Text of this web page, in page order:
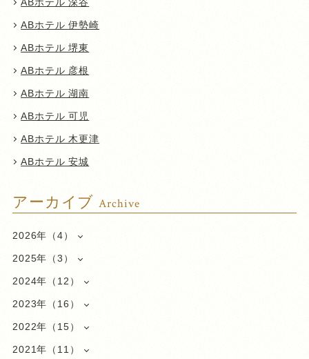
ABホテル 伊勢崎
ABホテル 堺東
ABホテル 彦根
ABホテル 湖南
ABホテル 可児
ABホテル 木更津
ABホテル 安城
アーカイブ Archive
2026年（4）
2025年（3）
2024年（12）
2023年（16）
2022年（15）
2021年（11）